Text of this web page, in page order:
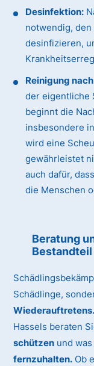
Desinfektion:
notwendig,
desinfizieren,
Reinigung
der eigentliche
beginnt die
insbesondere
wird eine
gewährleistet
auch dafür,
die Menschen
Beratung
Schädlinge,
Wiederauftretens.
Hassels beraten
schützen und
fernzuhalten. Ob